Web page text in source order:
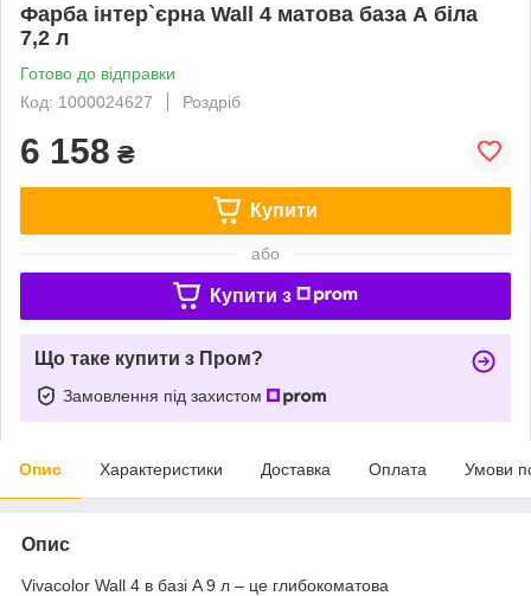
Фарба інтер`єрна Wall 4 матова база А біла
7,2 л
Готово до відправки
Код: 1000024627
Роздріб
6 158 ₴
Купити
або
Купити з
Що таке купити з Пром?
Замовлення під захистом
Опис Характеристики Доставка Оплата Умови
Опис
Vivacolor Wall 4 в базі A 9 л – це глибокоматова